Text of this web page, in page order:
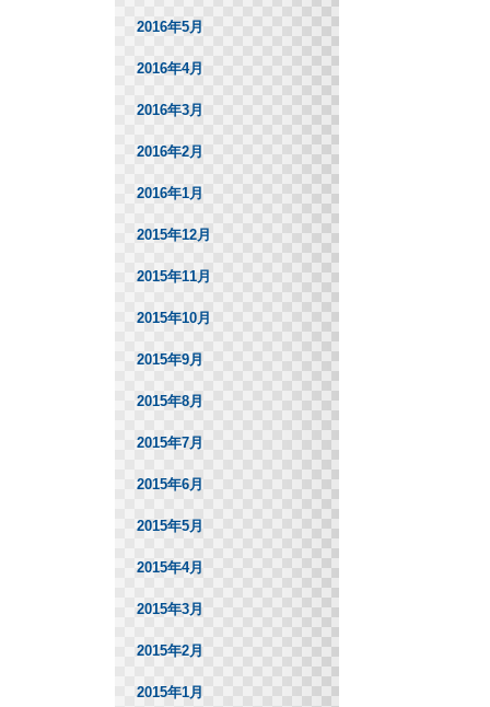
2016年5月
2016年4月
2016年3月
2016年2月
2016年1月
2015年12月
2015年11月
2015年10月
2015年9月
2015年8月
2015年7月
2015年6月
2015年5月
2015年4月
2015年3月
2015年2月
2015年1月